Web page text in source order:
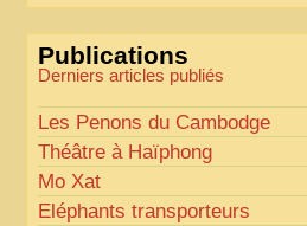
couleurs pour améliorer la
lisibilité. Votre avis nous
intéresse !
Pour les textes, nous allons les
retravailler afin de les rendre
plus fluides et précis.
« Comme tout bon
collectionneur le sait, la
Publications
Derniers articles publiés
Les Penons du Cambodge
Théâtre à Haïphong
Mo Xat
Eléphants transporteurs